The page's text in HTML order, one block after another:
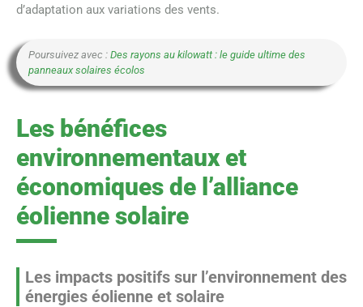
d’adaptation aux variations des vents.
Poursuivez avec : Des rayons au kilowatt : le guide ultime des
panneaux solaires écolos
Les bénéfices
environnementaux et
économiques de l’alliance
éolienne solaire
Les impacts positifs sur l’environnement des
énergies éolienne et solaire